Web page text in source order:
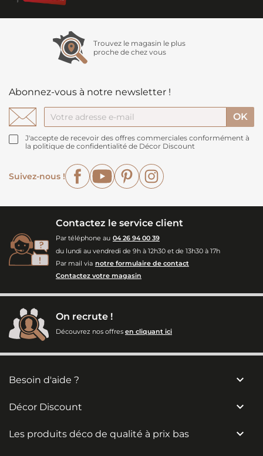
Trouvez le magasin le plus
proche de chez vous
Abonnez-vous à notre newsletter !
J'accepte de recevoir des offres commerciales conformément à
la politique de confidentialité de Décor Discount
Suivez-nous !
FacebookYouTubePinterest
Contactez le service client
Par téléphone au 04 26 94 00 39
du lundi au vendredi de 9h à 12h30 et de 13h30 à 17h
Par mail via notre formulaire de contact
Contactez votre magasin
On recrute !
Découvrez nos offres en cliquant ici
Besoin d'aide ? 
Décor Discount 
Les produits déco de qualité à prix bas 